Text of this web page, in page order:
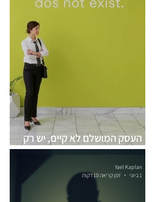
העסק המושלם לא קיים, יש רק
העסק שמתאים לך
Yael Kaplan
1 ביוני
זמן קריאה 10 דקות